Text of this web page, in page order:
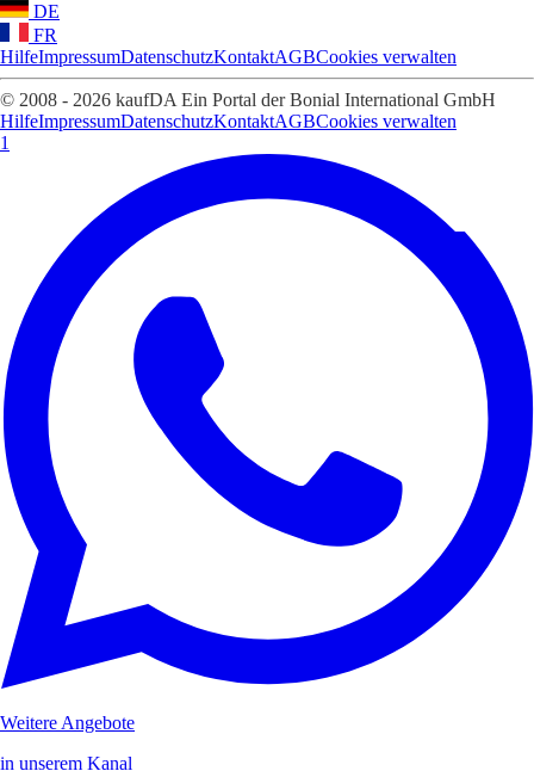
DE
FR
HilfeImpressumDatenschutzKontaktAGBCookies verwalten
© 2008 - 2026 kaufDA Ein Portal der Bonial International GmbH
HilfeImpressumDatenschutzKontaktAGBCookies verwalten
1
Weitere Angebote
in unserem Kanal